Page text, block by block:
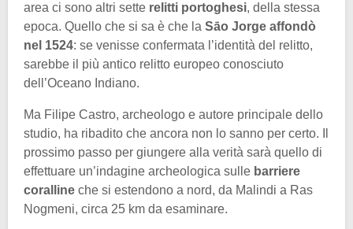
area ci sono altri sette relitti portoghesi, della stessa
epoca. Quello che si sa è che la Sāo Jorge affondò
nel 1524: se venisse confermata l’identità del relitto,
sarebbe il più antico relitto europeo conosciuto
dell’Oceano Indiano.
Ma Filipe Castro, archeologo e autore principale dello
studio, ha ribadito che ancora non lo sanno per certo. Il
prossimo passo per giungere alla verità sarà quello di
effettuare un’indagine archeologica sulle barriere
coralline che si estendono a nord, da Malindi a Ras
Nogmeni, circa 25 km da esaminare.